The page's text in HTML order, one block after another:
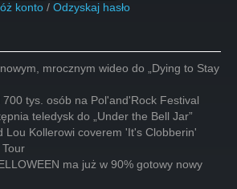
konto / Odzyskaj hasło
mrocznym wideo do „Dying to Stay
tys. osób na Pol'and'Rock Festival
teledysk do „Under the Bell Jar”
Lou Kollerowi coverem 'It's Clobberin'
ma już w 90% gotowy nowy